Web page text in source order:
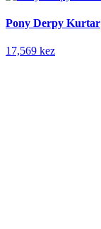
Pony Derpy Kurtar
17,569 kez